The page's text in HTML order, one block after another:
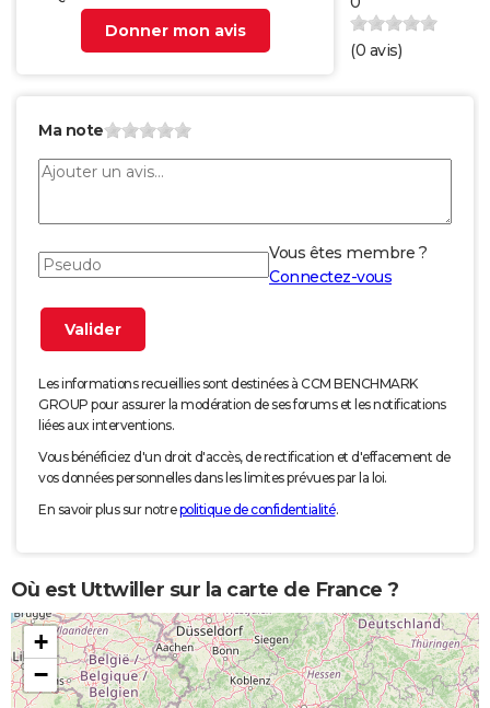
Donner mon avis
(0 avis)
Ma note
Vous êtes membre ?
Connectez-vous
Les informations recueillies sont destinées à CCM BENCHMARK
GROUP pour assurer la modération de ses forums et les notifications
liées aux interventions.
Vous bénéficiez d'un droit d'accès, de rectification et d'effacement de
vos données personnelles dans les limites prévues par la loi.
En savoir plus sur notrepolitique de confidentialité.
Où est Uttwiller sur la carte de France ?
+
−